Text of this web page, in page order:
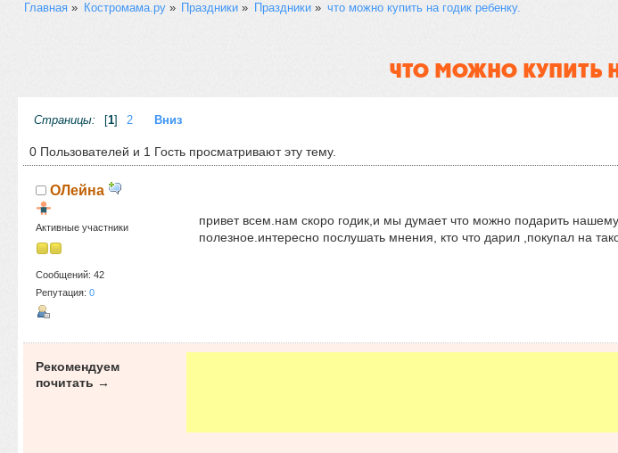
Главная » Костромама.ру» Праздники » Праздники» что можно купить на годик ребенку.
ЧТО МОЖНО КУПИТЬ
Страницы: 1 2 Вниз
0 Пользователей и 1 Гость просматривают эту тему.
ОЛейна
Активные участники
Сообщений: 42
Репутация: 0
привет всем.нам скоро годик,и мы думает что можно подарить
полезное.интересно послушать мнения, кто что дарил ,покупал на
Рекомендуем
почитать →